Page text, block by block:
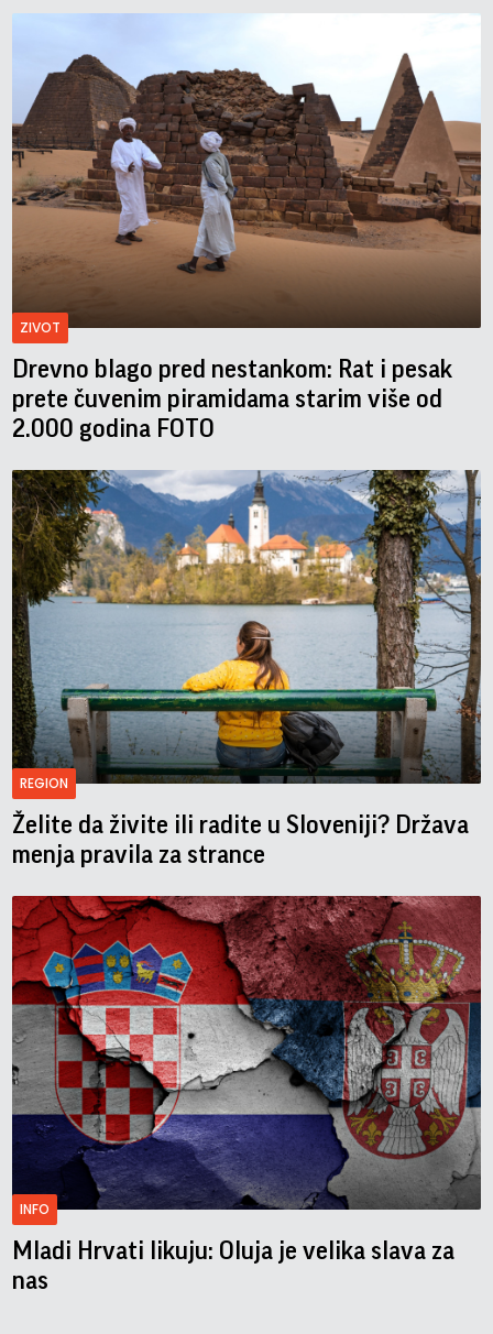
ZIVOT
Drevno blago pred nestankom: Rat i pesak
prete čuvenim piramidama starim više od
2.000 godina FOTO
REGION
Želite da živite ili radite u Sloveniji? Država
menja pravila za strance
INFO
Mladi Hrvati likuju: Oluja je velika slava za
nas